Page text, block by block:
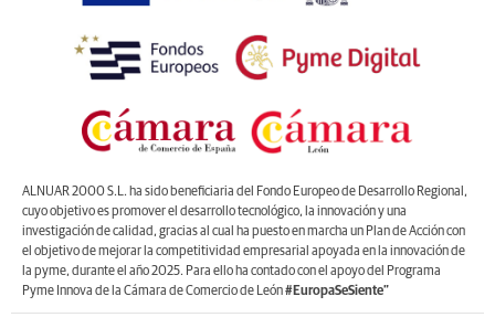
ALNUAR 2000 S.L. ha sido beneficiaria del Fondo Europeo de Desarrollo Regional,
cuyo objetivo es promover el desarrollo tecnológico, la innovación y una
investigación de calidad, gracias al cual ha puesto en marcha un Plan de Acción con
el objetivo de mejorar la competitividad empresarial apoyada en la innovación de
la pyme, durante el año 2025. Para ello ha contado con el apoyo del Programa
Pyme Innova de la Cámara de Comercio de León#EuropaSeSiente”